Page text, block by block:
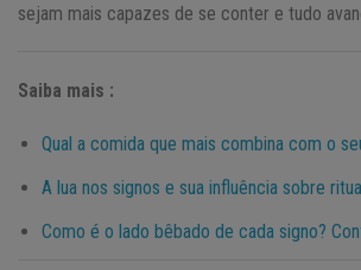
sejam mais capazes de se conter e tudo
Saiba mais :
Qual a comida que mais combina com o
A lua nos signos e sua influência sobre
Como é o lado bêbado de cada signo?